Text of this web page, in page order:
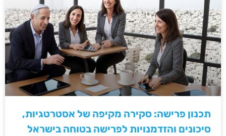
תכנון פרישה: סקירה מקיפה של אסטרטגיות,
סיכונים והזדמנויות לפרישה בטוחה בישראל